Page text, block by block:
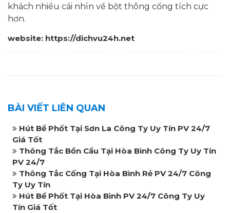
khách nhiều cái nhìn về bột thông cống tích cực
hơn.
website: https://dichvu24h.net
BÀI VIẾT LIÊN QUAN
Hút Bể Phốt Tại Sơn La Công Ty Uy Tín PV 24/7
Giá Tốt
Thông Tắc Bồn Cầu Tại Hòa Bình Công Ty Uy Tín
PV 24/7
Thông Tắc Cống Tại Hòa Bình Rẻ PV 24/7 Công
Ty Uy Tín
Hút Bể Phốt Tại Hòa Bình PV 24/7 Công Ty Uy
Tín Giá Tốt